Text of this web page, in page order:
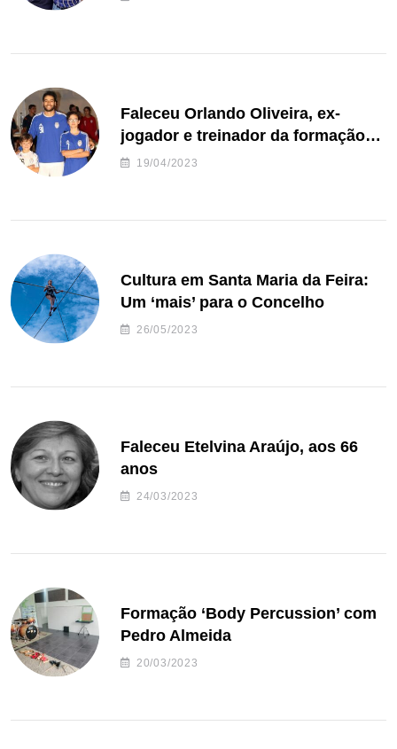
Faleceu Orlando Oliveira, ex-
jogador e treinador da formação
de andebol do Feirense
19/04/2023
Cultura em Santa Maria da Feira:
Um ‘mais’ para o Concelho
26/05/2023
Faleceu Etelvina Araújo, aos 66
anos
24/03/2023
Formação ‘Body Percussion’ com
Pedro Almeida
20/03/2023